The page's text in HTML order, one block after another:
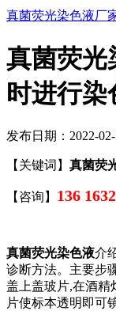
真菌荧光染色液厂
真菌荧光
时进行
发布日期：2022-
【关键词】 真菌荧
【咨询】 136
真菌荧光染色液介
诊断方法。主要步
盖上盖玻片,在酒精
片使标本透明即可